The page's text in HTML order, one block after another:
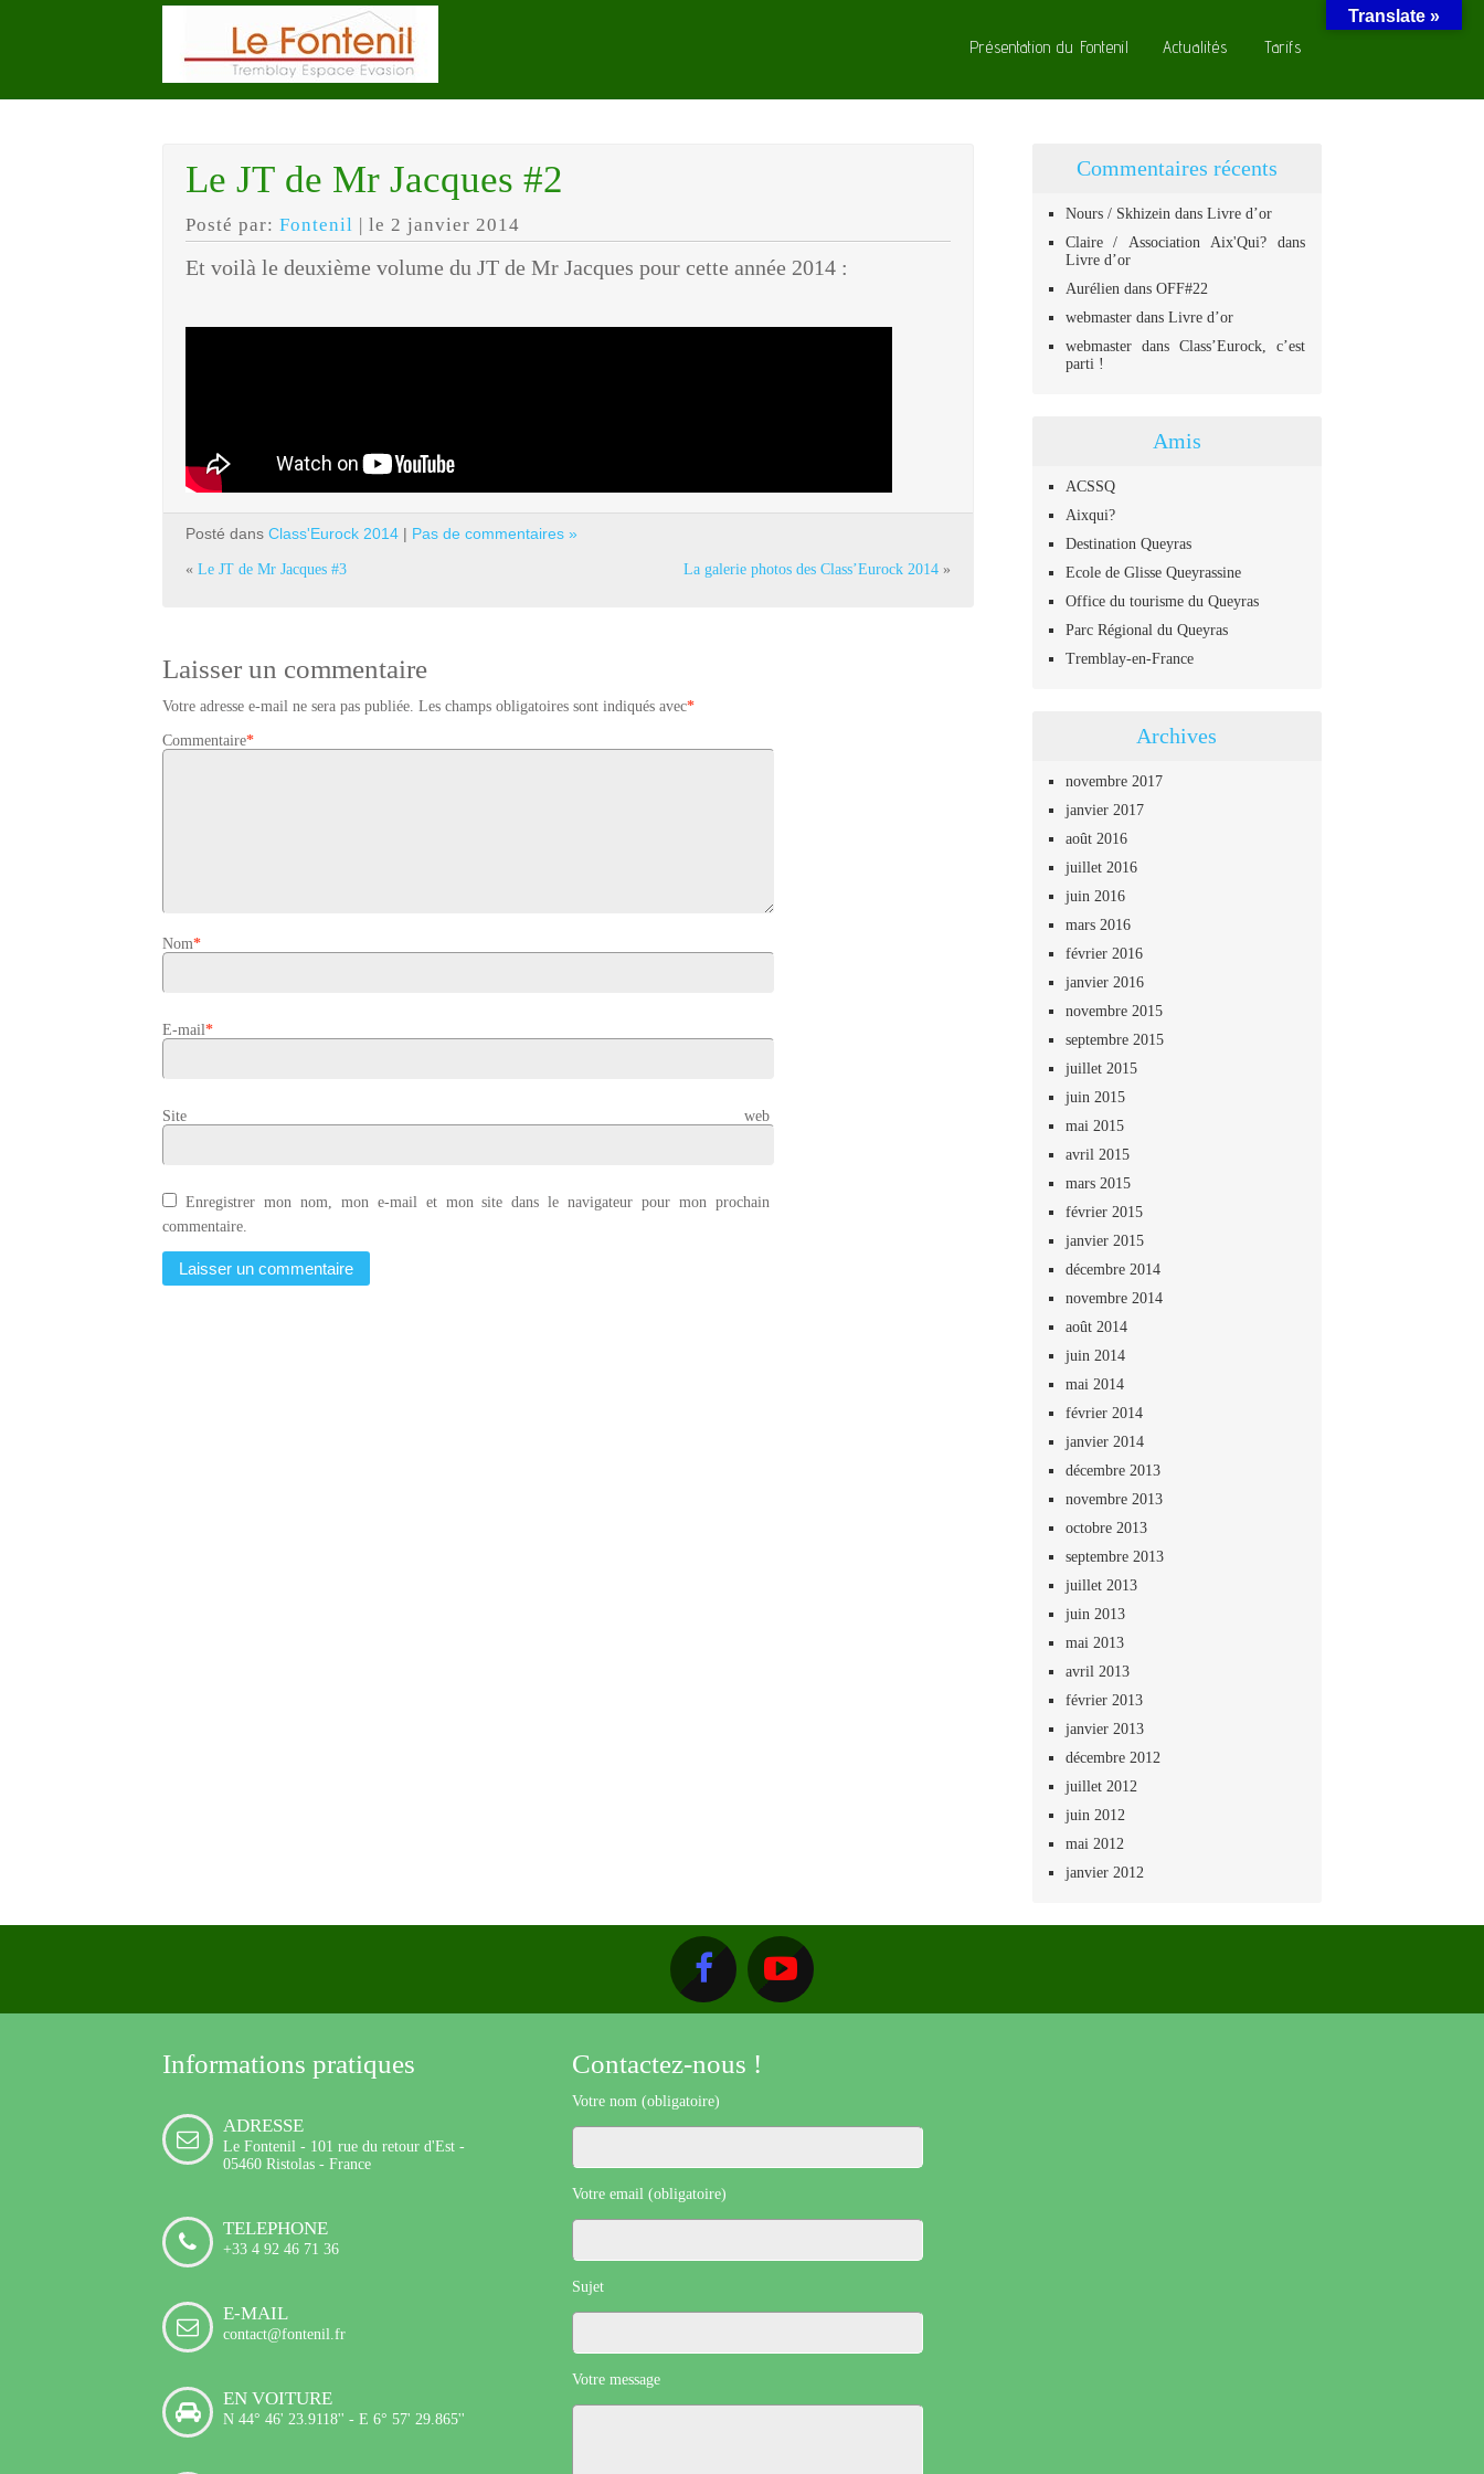
Présentation du Fontenil Actualités Tarifs
Le JT de Mr Jacques #2
Posté par: Fontenil | le 2 janvier 2014
Et voilà le deuxième volume du JT de Mr Jacques pour cette année 2014 :
Posté dans Class'Eurock 2014 | Pas de commentaires »
« Le JT de Mr Jacques #3 La galerie photos des Class’Eurock 2014 »
Laisser un commentaire
Votre adresse e-mail ne sera pas publiée. Les champs obligatoires sont indiqués avec*
Commentaire*
Nom*
E-mail*
Site web
Enregistrer mon nom, mon e-mail et mon site dans le navigateur pour mon prochain
commentaire.
Commentaires récents
Nours / Skhizein dans Livre d’or
Claire / Association Aix'Qui? dans
Livre d’or
Aurélien dans OFF#22
webmasterdans Livre d’or
webmasterdans Class’Eurock, c’est
parti !
Amis
ACSSQ
Aixqui?
Destination Queyras
Ecole de Glisse Queyrassine
Office du tourisme du Queyras
Parc Régional du Queyras
Tremblay-en-France
Archives
novembre 2017
janvier 2017
août 2016
juillet 2016
juin 2016
mars 2016
février 2016
janvier 2016
novembre 2015
septembre 2015
juillet 2015
juin 2015
mai 2015
avril 2015
mars 2015
février 2015
janvier 2015
décembre 2014
novembre 2014
août 2014
juin 2014
mai 2014
février 2014
janvier 2014
décembre 2013
novembre 2013
octobre 2013
septembre 2013
juillet 2013
juin 2013
mai 2013
avril 2013
février 2013
janvier 2013
décembre 2012
juillet 2012
juin 2012
mai 2012
janvier 2012
Informations pratiques
ADRESSE
Le Fontenil - 101 rue du retour d'Est -
05460 Ristolas - France
TELEPHONE
+33 4 92 46 71 36
E-MAIL
contact@fontenil.fr
EN VOITURE
N 44° 46' 23.9118'' - E 6° 57' 29.865''
Contactez-nous !
Votre nom (obligatoire)
Votre email (obligatoire)
Sujet
Votre message
Translate »